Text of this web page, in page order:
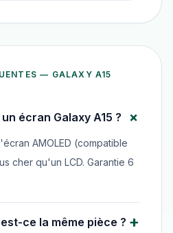
— GALAXY A15
écran Galaxy A15 ? +
AMOLED (compatible
cher qu'un LCD. Garantie 6
ce la même pièce ? +